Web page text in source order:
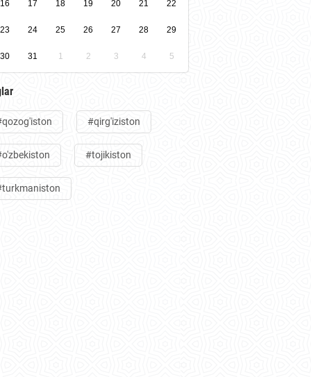
16 17 18 19 20 21 22
23 24 25 26 27 28 29
30 31 1 2 3 4 5
#qirg'iziston
#tojikiston